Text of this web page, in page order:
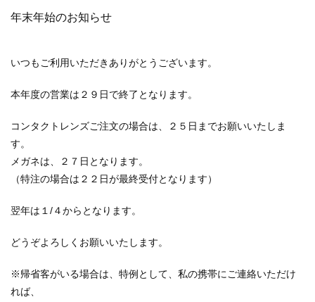
年末年始のお知らせ
いつもご利用いただきありがとうございます。
本年度の営業は２９日で終了となります。
コンタクトレンズご注文の場合は、２５日までお願いいたしま
す。
メガネは、２７日となります。
（特注の場合は２２日が最終受付となります）
翌年は１/４からとなります。
どうぞよろしくお願いいたします。
※帰省客がいる場合は、特例として、私の携帯にご連絡いただけ
れば、